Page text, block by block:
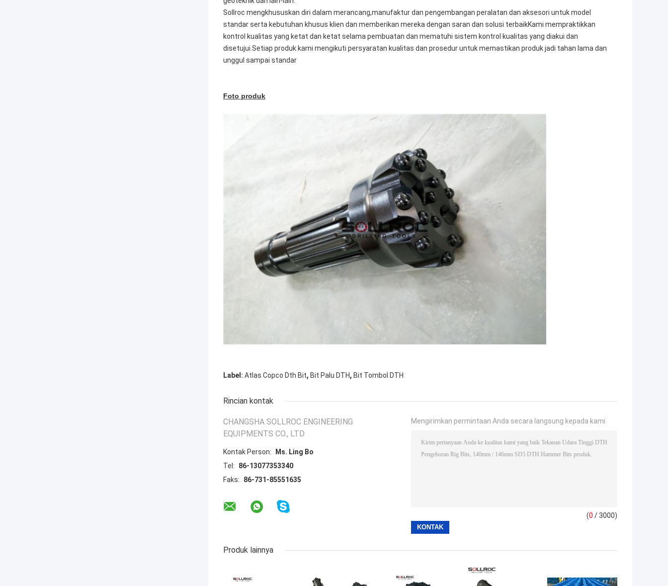
Sollroc mengkhususkan diri dalam merancang,manufaktur dan pengembangan peralatan dan aksesori untuk model
standar serta kebutuhan khusus klien dan memberikan mereka dengan saran dan solusi terbaikKami mempraktikkan
kontrol kualitas yang ketat dan ketat selama pembuatan dan mematuhi sistem kontrol kualitas yang diakui dan
disetujui.Setiap produk kami mengikuti persyaratan kualitas dan prosedur untuk memastikan produk jadi tahan lama dan
unggul sampai standar
Foto produk
Label: Atlas Copco Dth Bit, Bit Palu DTH, Bit Tombol DTH
Rincian kontak
CHANGSHA SOLLROC ENGINEERING
EQUIPMENTS CO., LTD
Kontak Person:
Ms. Ling Bo
Tel:
86-13077353340
Faks:
86-731-85551635
Mengirimkan permintaan Anda secara langsung kepada kami
(0 / 3000)
Produk lainnya